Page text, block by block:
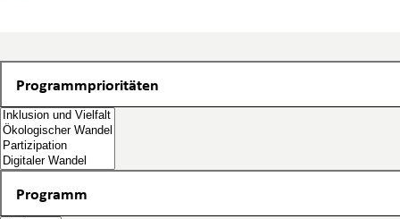
Programmprioritäten
Programm
2 items selected